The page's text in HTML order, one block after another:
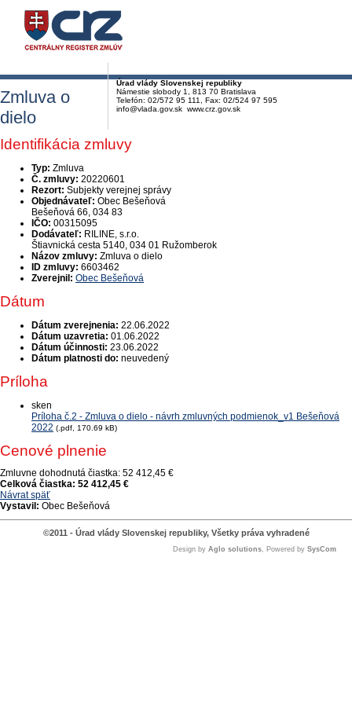
Úrad vlády Slovenskej republiky
Námestie slobody 1, 813 70 Bratislava
Telefón: 02/572 95 111, Fax: 02/524 97 595
info@vlada.gov.sk www.crz.gov.sk
Zmluva o
dielo
Identifikácia zmluvy
Typ: Zmluva
Č. zmluvy: 20220601
Rezort: Subjekty verejnej správy
Objednávateľ: Obec Bešeňová
Bešeňová 66, 034 83
IČO: 00315095
Dodávateľ: RILINE, s.r.o.
Štiavnická cesta 5140, 034 01 Ružomberok
Názov zmluvy: Zmluva o dielo
ID zmluvy: 6603462
Zverejnil: Obec Bešeňová
Dátum
Dátum zverejnenia: 22.06.2022
Dátum uzavretia: 01.06.2022
Dátum účinnosti: 23.06.2022
Dátum platnosti do: neuvedený
Príloha
sken
Príloha č.2 - Zmluva o dielo - návrh zmluvných podmienok_v1 Bešeňová
2022 (.pdf, 170.69 kB)
Cenové plnenie
Zmluvne dohodnutá čiastka: 52 412,45 €
Celková čiastka: 52 412,45 €
Návrat späť
Vystavil: Obec Bešeňová
©2011 - Úrad vlády Slovenskej republiky, Všetky práva vyhradené
Design by Aglo solutions, Powered by SysCom